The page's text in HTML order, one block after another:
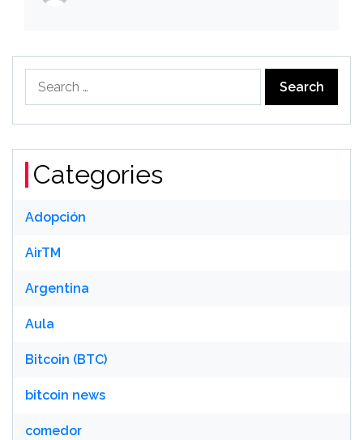
for:
Categories
Adopción
AirTM
Argentina
Aula
Bitcoin (BTC)
bitcoin news
comedor